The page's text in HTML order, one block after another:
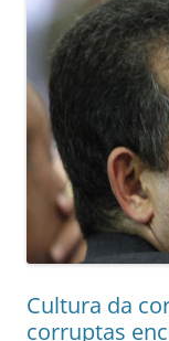
Cultura da
corruptas